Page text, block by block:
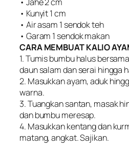
• Jahe 2 cm
• Kunyit 1 cm
• Air asam 1 sendok teh
• Garam 1 sendok makan
CARA MEMBUAT KALIO
1. Tumis bumbu halus
daun salam dan serai hingga
2. Masukkan ayam, aduk
warna.
3. Tuangkan santan, masak
dan bumbu meresap.
4. Masukkan kentang dan
matang, angkat. Sajikan.